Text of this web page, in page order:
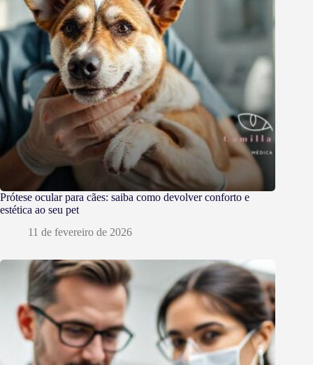
Prótese ocular para cães: saiba como devolver conforto e
estética ao seu pet
11 de fevereiro de 2026